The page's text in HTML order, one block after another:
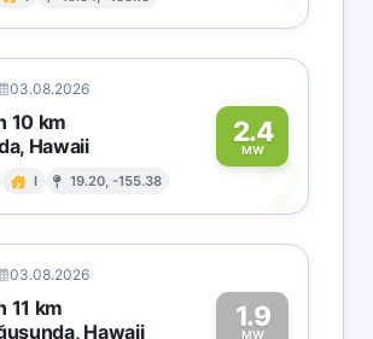
03.08.2026
10 km
Hawaii
I 19.20, -155.38
2.4
MW2
03.08.2026
11 km
Hawaii
1.9
MW